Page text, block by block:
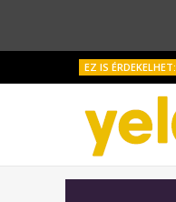
EZ IS ÉRDEKELHET: